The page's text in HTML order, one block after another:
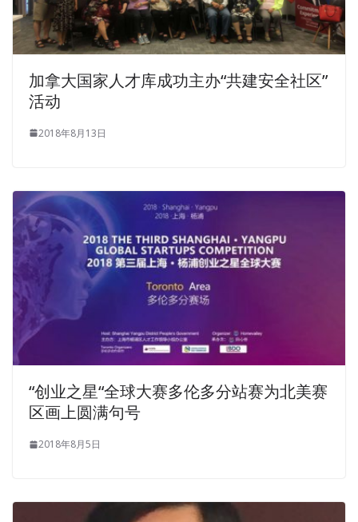
加拿大国家人才库成功主办“共建安全社区”
活动
2018年8月13日
“创业之星“全球大赛多伦多分站赛为北美赛
区画上圆满句号
2018年8月5日